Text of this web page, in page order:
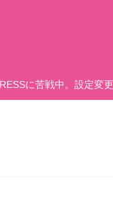
に苦戦中。設定変